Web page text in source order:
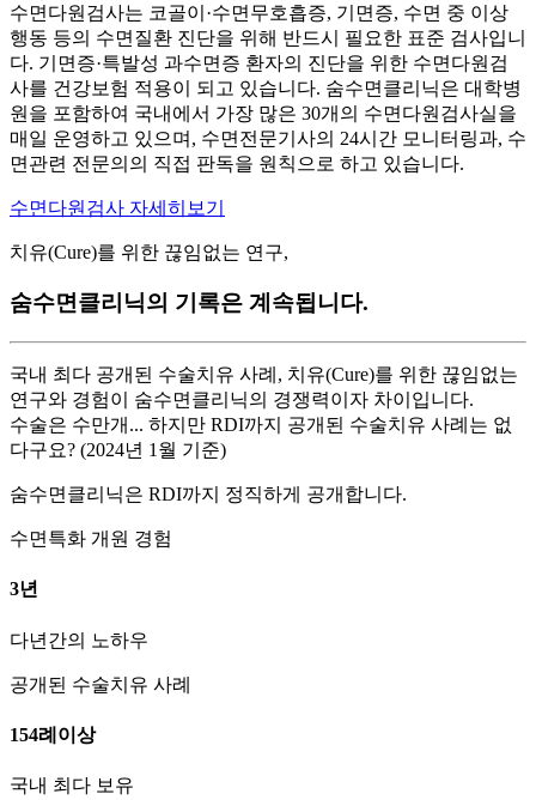
수면다원검사는 코골이·수면무호흡증, 기면증, 수면 중 이상
행동 등의 수면질환 진단을 위해 반드시 필요한 표준 검사입니
다. 기면증·특발성 과수면증 환자의 진단을 위한 수면다원검
사를 건강보험 적용이 되고 있습니다. 숨수면클리닉은 대학병
원을 포함하여 국내에서 가장 많은 30개의 수면다원검사실을
매일 운영하고 있으며, 수면전문기사의 24시간 모니터링과, 수
면관련 전문의의 직접 판독을 원칙으로 하고 있습니다.
수면다원검사 자세히보기
치유(Cure)를 위한 끊임없는 연구,
숨수면클리닉의 기록은 계속됩니다.
국내 최다 공개된 수술치유 사례, 치유(Cure)를 위한 끊임없는
연구와 경험이 숨수면클리닉의 경쟁력이자 차이입니다.
수술은 수만개... 하지만 RDI까지 공개된 수술치유 사례는 없
다구요? (2024년 1월 기준)
숨수면클리닉은 RDI까지 정직하게 공개합니다.
수면특화 개원 경험
3년
다년간의 노하우
공개된 수술치유 사례
154례 이상
국내 최다 보유